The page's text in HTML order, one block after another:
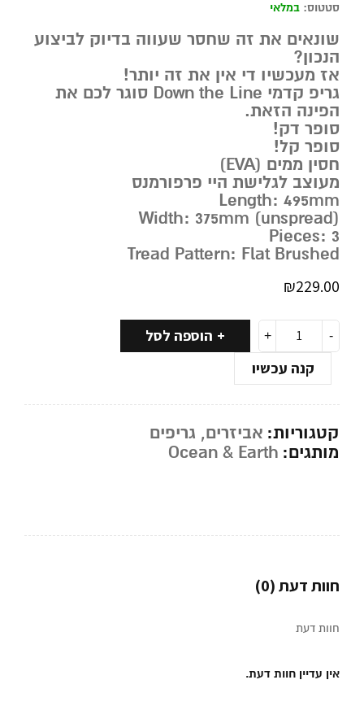
סטטוס: במלאי
שונאים את זה שחסר שעווה בדיוק לביצוע
הנכון?
אז מעכשיו די אין את זה יותר!
גריפ קדמי Down the Line סוגר לכם את
הפינה הזאת.
סופר דק!
סופר קל!
חסין ממים (EVA)
מעוצב לגלישת היי פרפורמנס
Length: 495mm
Width: 375mm (unspread)
Pieces: 3
Tread Pattern: Flat Brushed
₪229.00
הוספה לסל
קנה עכשיו
קטגוריות: אביזרים, גריפים
מותגים: Ocean & Earth
חוות דעת (0)
חוות דעת
אין עדיין חוות דעת.